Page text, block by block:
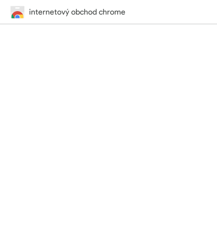
internetový obchod chrome